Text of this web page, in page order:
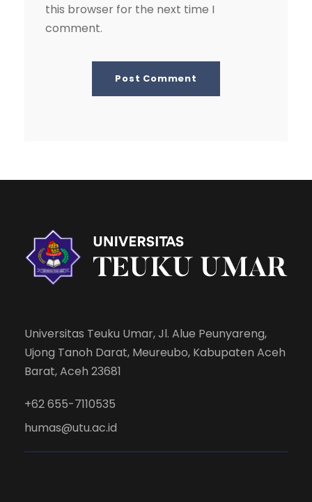
this browser for the next time I
comment.
Universitas Teuku Umar, Jl. Alue Peunyareng,
Ujong Tanoh Darat, Meureubo, Kabupaten Aceh
Barat, Aceh 23681
+62 655-7110535
humas@utu.ac.id